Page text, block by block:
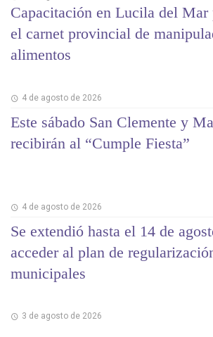
Capacitación en Lucila del Mar
el carnet provincial de
alimentos
4 de agosto de 2026
Este sábado San Clemente y
recibirán al “Cumple Fiesta”
4 de agosto de 2026
Se extendió hasta el 14 de
acceder al plan de
municipales
3 de agosto de 2026